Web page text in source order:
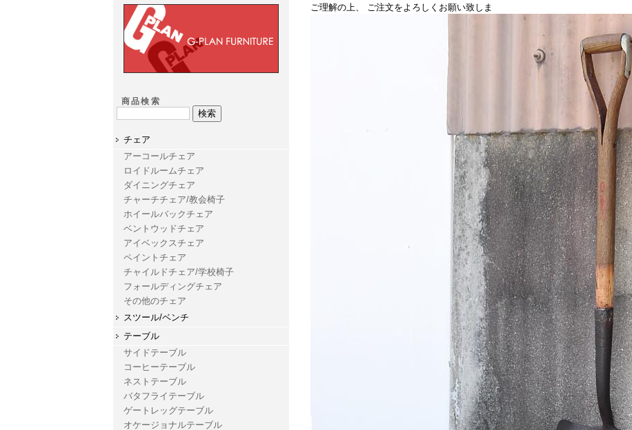
商品検索
チェア
アーコールチェア
ロイドルームチェア
ダイニングチェア
チャーチチェア/教会椅子
ホイールバックチェア
ベントウッドチェア
アイベックスチェア
ペイントチェア
チャイルドチェア/学校椅子
フォールディングチェア
その他のチェア
スツール/ベンチ
テーブル
サイドテーブル
コーヒーテーブル
ネストテーブル
バタフライテーブル
ゲートレッグテーブル
オケージョナルテーブル
ご理解の上、 ご注文をよろしくお願い致しま